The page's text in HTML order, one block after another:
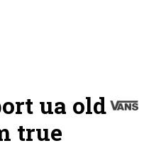
ua old
true